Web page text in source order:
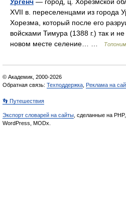
XVII в. переселенцами из города
Хорезма, который после его
войсками Тимура (1388 г.) так и
новом месте селение… …
© Академик, 2000-2026
Обратная связь: Техподдержка Реклама на
👣 Путешествия
Экспорт словарей на сайты , сделанные на PHP,
WordPress, MODx.